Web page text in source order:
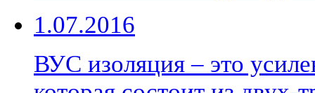
1.07.2016
ВУС изоляция – это